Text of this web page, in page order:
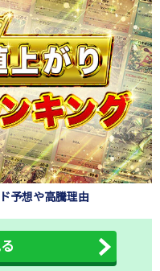
予想や高騰理由